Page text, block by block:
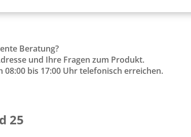
Beratung?
und Ihre Fragen zum Produkt.
bis 17:00 Uhr telefonisch erreichen.
25